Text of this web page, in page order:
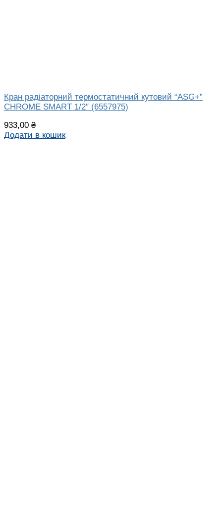
Кран радіаторний термостатичний кутовий “ASG+”
CHROME SMART 1/2″ (6557975)
933,00 ₴
Додати в кошик